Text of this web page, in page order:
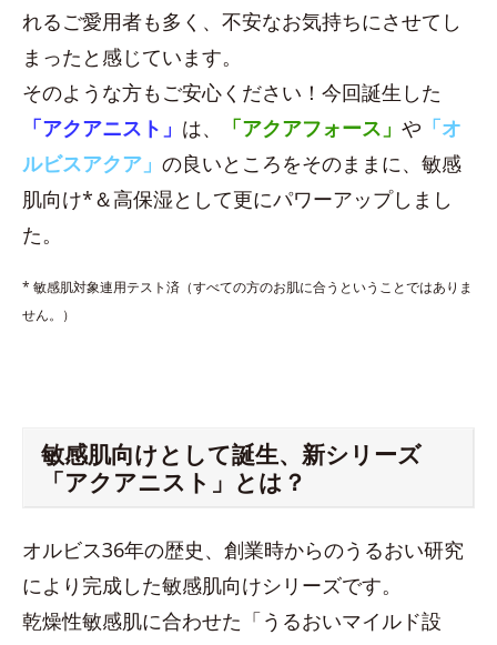
れるご愛用者も多く、不安なお気持ちにさせてし
まったと感じています。
そのような方もご安心ください！今回誕生した
「アクアニスト」 は、 「アクアフォース」 や 「オ
ルビスアクア」 の良いところをそのままに、敏感
肌向け*＆高保湿として更にパワーアップしまし
た。
* 敏感肌対象連用テスト済（すべての方のお肌に合うということではありま
せん。）
敏感肌向けとして誕生、新シリーズ
「アクアニスト」とは？
オルビス36年の歴史、創業時からのうるおい研究
により完成した敏感肌向けシリーズです。
乾燥性敏感肌に合わせた「うるおいマイルド設